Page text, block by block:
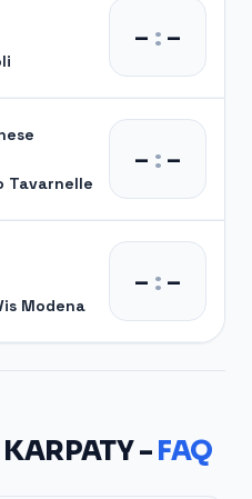
– :–
Tavarnelle
– :–
Modena
– :–
- FAQ